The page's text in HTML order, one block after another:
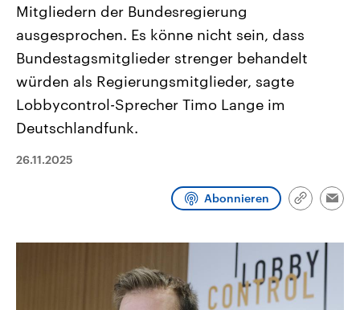
Landtagswahl Sachsen-Anhalt
2026
Alle Informationen
Sachsen-Anhalt wählt am 6.
September 2026 einen neuen
Bundesland von einer Koalition aus
CDU, SPD und FDP regiert.-
Umfragen, Prognosen,
Wahlprogramme, aktuelle Berichte
und Hintergründe zu den Parteien
Wahl.
USA
Aktuelle Beiträge,
Hintergründe
Wirtschaftlich und
gehören die Vereinigten
mit großem Einfluss auf
aktuelle Weltgeschehen.
Sendungen Programm
Mitgliedern der Bundesregierung
ausgesprochen. Es könne nicht sein, dass
Bundestagsmitglieder strenger behandelt
würden als Regierungsmitglieder, sagte
Lobbycontrol-Sprecher Timo Lange im
Deutschlandfunk.
26.11.2025
Abonnieren
Link